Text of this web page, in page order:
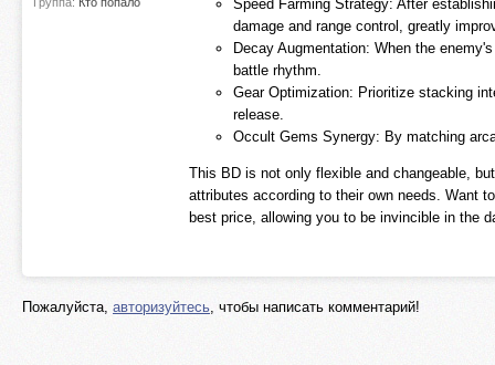
Speed ​​Farming Strategy: After
damage and range control, greatly
Decay Augmentation: When the
battle rhythm.
Gear Optimization: Prioritize stacking
release.
Occult Gems Synergy: By matching
This BD is not only flexible and changeable,
attributes according to their own needs. Want
best price, allowing you to be invincible in the
Пожалуйста, авторизуйтесь, чтобы написать комментарий!